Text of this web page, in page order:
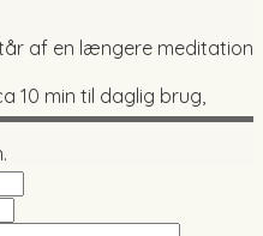
af en længere meditation
10 min til daglig brug,